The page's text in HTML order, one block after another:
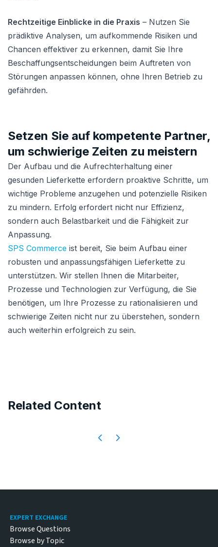
Rechtzeitige Einblicke in die Praxis – Nutzen Sie
prädiktive Analysen, um aufkommende Risiken und
Chancen effektiver zu erkennen, damit Sie Ihre
Beschaffungsentscheidungen beim Auftreten von
Störungen anpassen können, ohne Ihren Betrieb zu
gefährden.
Setzen Sie auf kompetente Partner,
um schwierige Zeiten zu meistern
Der Aufbau und die Aufrechterhaltung einer
gesunden Lieferkette erfordern proaktive Schritte, um
wichtige Probleme anzugehen und potenzielle Risiken
zu mindern. Erfolg erfordert nicht nur Effizienz,
sondern auch Belastbarkeit und die Fähigkeit zur
Anpassung.
SPS Commerce ist bereit, Sie beim Aufbau einer
robusten und anpassungsfähigen Lieferkette zu
unterstützen. Wir stellen Ihnen die Mitarbeiter,
Prozesse und Technologien zur Verfügung, die Sie
benötigen, um Ihre Prozesse zu rationalisieren und
schwierige Zeiten nicht nur zu überstehen, sondern
auch weiterhin erfolgreich zu sein.
Related Content
Footer
EXPERT EXCHANGE
Browse Questions
Browse by Topic